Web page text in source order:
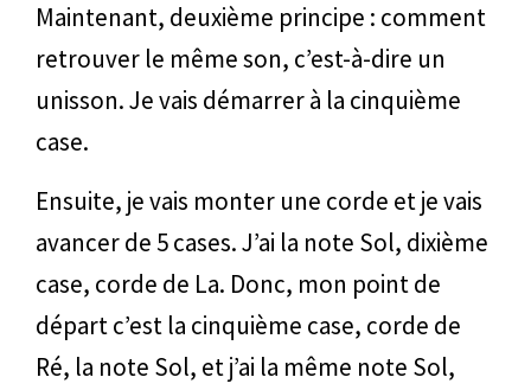
Maintenant, deuxième principe : comment
retrouver le même son, c’est-à-dire un
unisson. Je vais démarrer à la cinquième
case.
Ensuite, je vais monter une corde et je vais
avancer de 5 cases. J’ai la note Sol, dixième
case, corde de La. Donc, mon point de
départ c’est la cinquième case, corde de
Ré, la note Sol, et j’ai la même note Sol,